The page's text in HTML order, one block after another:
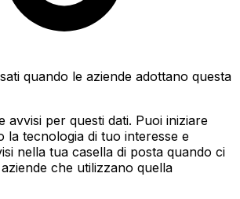
quando le aziende adottano questa
avvisi per questi dati. Puoi iniziare
la tecnologia di tuo interesse e
nella tua casella di posta quando ci
che utilizzano quella